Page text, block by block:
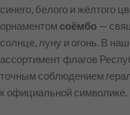
синего, белого и жёлтого
орнаментом соёмбо —
солнце, луну и огонь. В
ассортимент флагов
точным соблюдением
к официальной символике.